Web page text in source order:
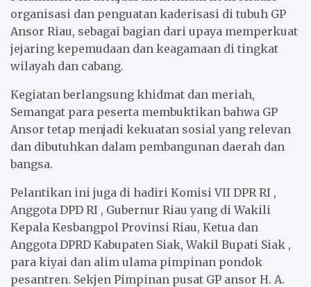
organisasi dan penguatan kaderisasi di tubuh GP
Ansor Riau, sebagai bagian dari upaya memperkuat
jejaring kepemudaan dan keagamaan di tingkat
wilayah dan cabang.
Kegiatan berlangsung khidmat dan meriah,
Semangat para peserta membuktikan bahwa GP
Ansor tetap menjadi kekuatan sosial yang relevan
dan dibutuhkan dalam pembangunan daerah dan
bangsa.
Pelantikan ini juga di hadiri Komisi VII DPR RI ,
Anggota DPD RI , Gubernur Riau yang di Wakili
Kepala Kesbangpol Provinsi Riau, Ketua dan
Anggota DPRD Kabupaten Siak, Wakil Bupati Siak ,
para kiyai dan alim ulama pimpinan pondok
pesantren. Sekjen Pimpinan pusat GP ansor H. A.